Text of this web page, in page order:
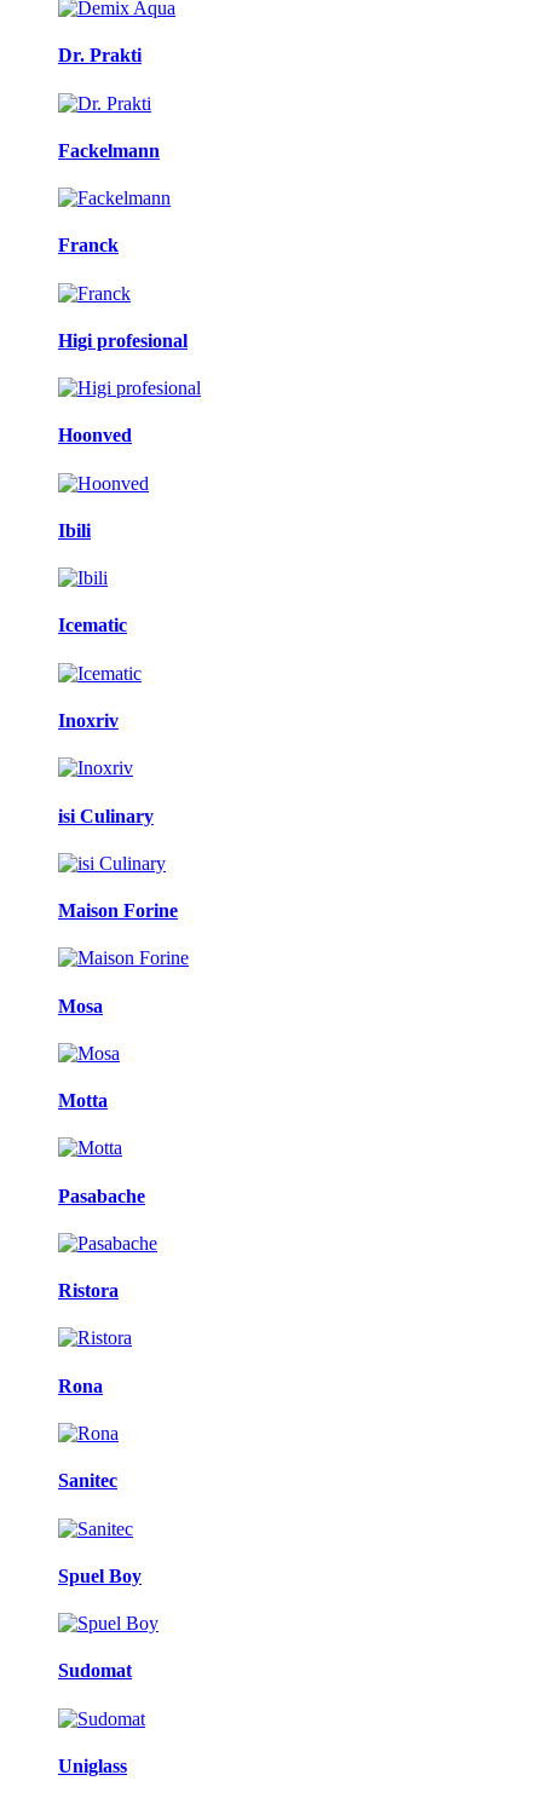
Dr. Prakti
Fackelmann
Franck
Higi profesional
Hoonved
Ibili
Icematic
Inoxriv
isi Culinary
Maison Forine
Mosa
Motta
Pasabache
Ristora
Rona
Sanitec
Spuel Boy
Sudomat
Uniglass